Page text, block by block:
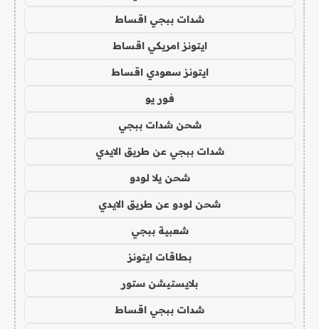
شدات ببجي اقساط
ايتونز امريكي اقساط
ايتونز سعودي اقساط
فور يو
شحن شدات ببجي
شدات ببجي عن طريق الايدي
شحن يلا لودو
شحن لودو عن طريق الايدي
شعبية ببجي
بطاقات ايتونز
بلايستيشن ستور
شدات ببجي اقساط